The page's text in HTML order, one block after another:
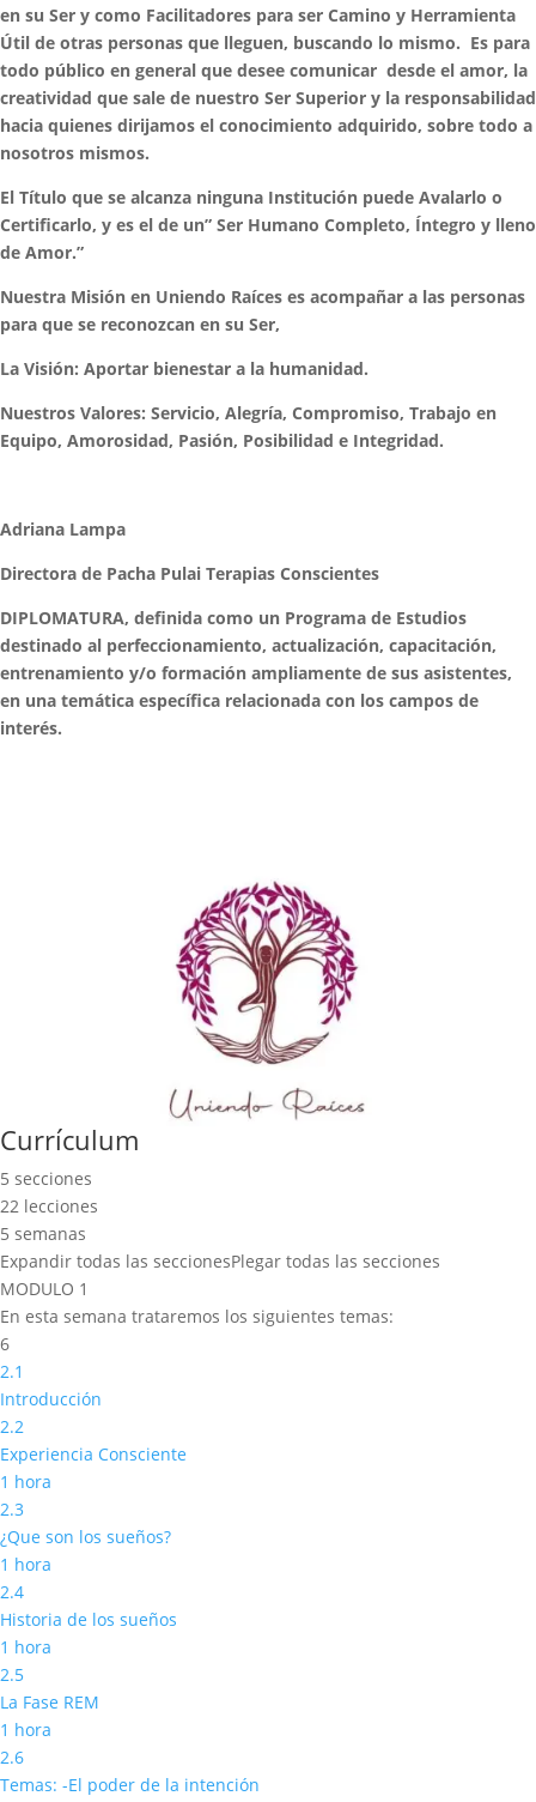
en su Ser y como Facilitadores para ser Camino y Herramienta
Útil de otras personas que lleguen, buscando lo mismo. Es para
todo público en general que desee comunicar desde el amor, la
creatividad que sale de nuestro Ser Superior y la responsabilidad
hacia quienes dirijamos el conocimiento adquirido, sobre todo a
nosotros mismos.
El Título que se alcanza ninguna Institución puede Avalarlo o
Certificarlo, y es el de un” Ser Humano Completo, Íntegro y lleno
de Amor.”
Nuestra Misión en Uniendo Raíces es acompañar a las personas
para que se reconozcan en su Ser,
La Visión: Aportar bienestar a la humanidad.
Nuestros Valores: Servicio, Alegría, Compromiso, Trabajo en
Equipo, Amorosidad, Pasión, Posibilidad e Integridad.
Adriana Lampa
Directora de Pacha Pulai Terapias Conscientes
DIPLOMATURA, definida como un Programa de Estudios
destinado al perfeccionamiento, actualización, capacitación,
entrenamiento y/o formación ampliamente de sus asistentes,
en una temática específica relacionada con los campos de
interés.
Currículum
5 secciones
22 lecciones
5 semanas
Expandir todas las seccionesPlegar todas las secciones
MODULO 1
En esta semana trataremos los siguientes temas:
6
2.1
Introducción
2.2
Experiencia Consciente
1 hora
2.3
¿Que son los sueños?
1 hora
2.4
Historia de los sueños
1 hora
2.5
La Fase REM
1 hora
2.6
Temas: -El poder de la intención